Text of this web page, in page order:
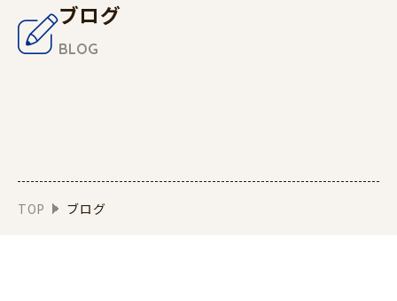
ブログ
BLOG
TOP ブログ